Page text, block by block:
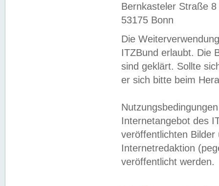
Bernkasteler Straße 8
53175 Bonn
Die
ITZBund erlaubt. Die
sind geklärt. Sollte
er sich bitte beim
Internetangebot des
veröffentlichten
Internetredaktion
veröffentlicht werden.